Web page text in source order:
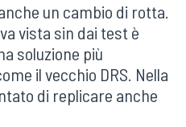
un cambio di rotta.
vista sin dai test è
soluzione più
il vecchio DRS. Nella
di replicare anche